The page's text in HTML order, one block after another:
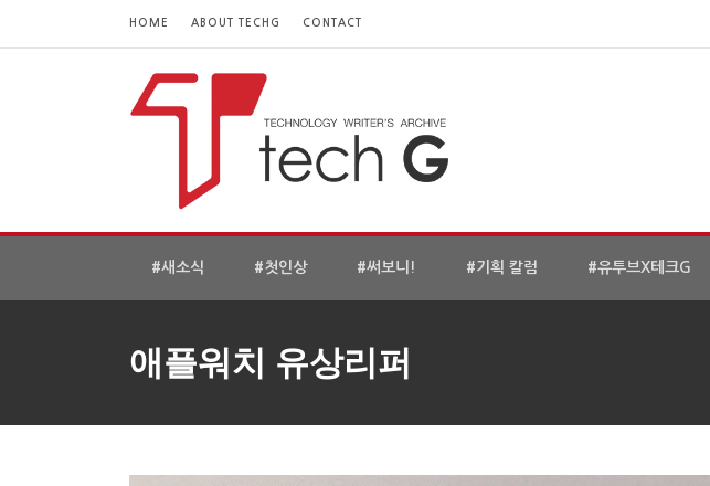
HOME ABOUT TECHG CONTACT
#새소식 #첫인상 #써보니! #기획 칼럼 #유투브X테크G
애플워치 유상리퍼